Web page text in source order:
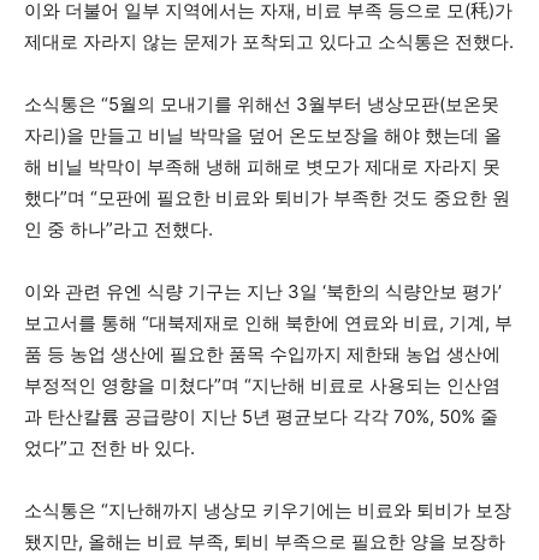
이와 더불어 일부 지역에서는 자재, 비료 부족 등으로 모(秏)가
제대로 자라지 않는 문제가 포착되고 있다고 소식통은 전했다.
소식통은 “5월의 모내기를 위해선 3월부터 냉상모판(보온못
자리)을 만들고 비닐 박막을 덮어 온도보장을 해야 했는데 올
해 비닐 박막이 부족해 냉해 피해로 볏모가 제대로 자라지 못
했다”며 “모판에 필요한 비료와 퇴비가 부족한 것도 중요한 원
인 중 하나”라고 전했다.
이와 관련 유엔 식량 기구는 지난 3일 ‘북한의 식량안보 평가’
보고서를 통해 “대북제재로 인해 북한에 연료와 비료, 기계, 부
품 등 농업 생산에 필요한 품목 수입까지 제한돼 농업 생산에
부정적인 영향을 미쳤다”며 “지난해 비료로 사용되는 인산염
과 탄산칼륨 공급량이 지난 5년 평균보다 각각 70%, 50% 줄
었다”고 전한 바 있다.
소식통은 “지난해까지 냉상모 키우기에는 비료와 퇴비가 보장
됐지만, 올해는 비료 부족, 퇴비 부족으로 필요한 양을 보장하